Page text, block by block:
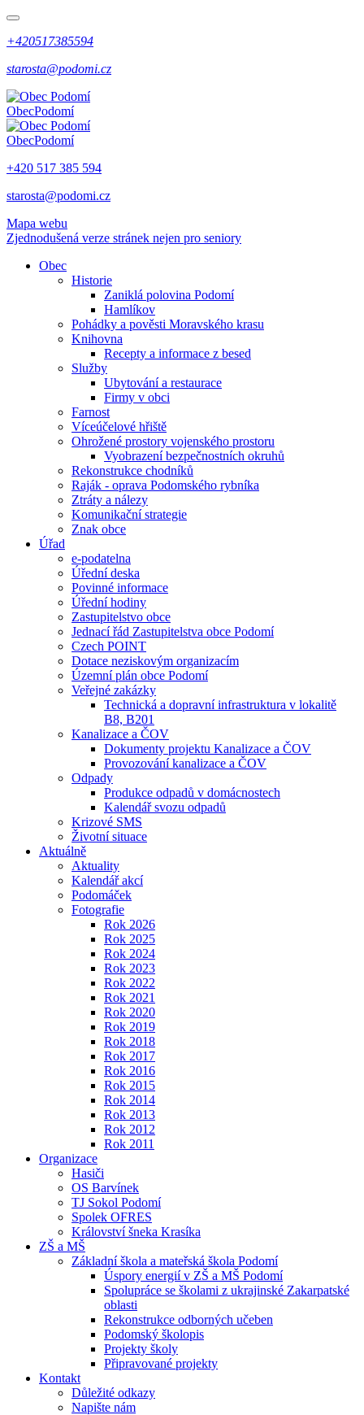
+420517385594
starosta@podomi.cz
ObecPodomí
ObecPodomí
+420 517 385 594
starosta@podomi.cz
Mapa webu
Zjednodušená verze stránek nejen pro seniory
Obec
Historie
Zaniklá polovina Podomí
Hamlíkov
Pohádky a pověsti Moravského krasu
Knihovna
Recepty a informace z besed
Služby
Ubytování a restaurace
Firmy v obci
Farnost
Víceúčelové hřiště
Ohrožené prostory vojenského prostoru
Vyobrazení bezpečnostních okruhů
Rekonstrukce chodníků
Raják - oprava Podomského rybníka
Ztráty a nálezy
Komunikační strategie
Znak obce
Úřad
e-podatelna
Úřední deska
Povinné informace
Úřední hodiny
Zastupitelstvo obce
Jednací řád Zastupitelstva obce Podomí
Czech POINT
Dotace neziskovým organizacím
Územní plán obce Podomí
Veřejné zakázky
Technická a dopravní infrastruktura v lokalitě
B8, B201
Kanalizace a ČOV
Dokumenty projektu Kanalizace a ČOV
Provozování kanalizace a ČOV
Odpady
Produkce odpadů v domácnostech
Kalendář svozu odpadů
Krizové SMS
Životní situace
Aktuálně
Aktuality
Kalendář akcí
Podomáček
Fotografie
Rok 2026
Rok 2025
Rok 2024
Rok 2023
Rok 2022
Rok 2021
Rok 2020
Rok 2019
Rok 2018
Rok 2017
Rok 2016
Rok 2015
Rok 2014
Rok 2013
Rok 2012
Rok 2011
Organizace
Hasiči
OS Barvínek
TJ Sokol Podomí
Spolek OFRES
Království šneka Krasíka
ZŠ a MŠ
Základní škola a mateřská škola Podomí
Úspory energií v ZŠ a MŠ Podomí
Spolupráce se školami z ukrajinské Zakarpatské
oblasti
Rekonstrukce odborných učeben
Podomský školopis
Projekty školy
Připravované projekty
Kontakt
Důležité odkazy
Napište nám